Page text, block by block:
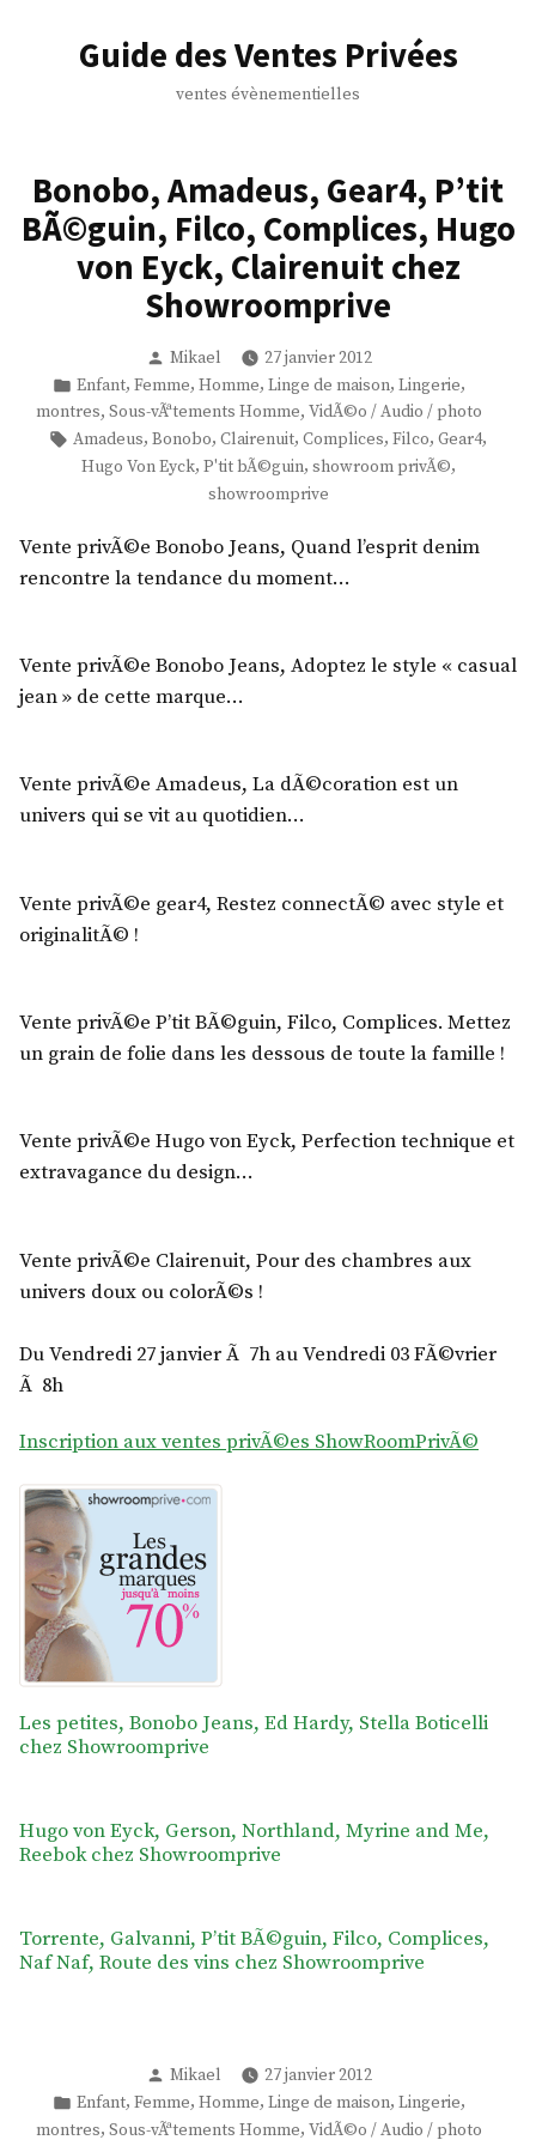
Guide des Ventes Privées
ventes évènementielles
Bonobo, Amadeus, Gear4, P’tit
BÃ©guin, Filco, Complices, Hugo
von Eyck, Clairenuit chez
Showroomprive
Publié
par
Mikael
27 janvier 2012
Publié
dans
Enfant, Femme, Homme, Linge de maison, Lingerie,
montres, Sous-vÃªtements Homme, VidÃ©o / Audio / photo
Étiquettes :
Amadeus, Bonobo, Clairenuit, Complices, Filco, Gear4,
Hugo Von Eyck, P'tit bÃ©guin, showroom privÃ©,
showroomprive
Vente privÃ©e Bonobo Jeans, Quand l’esprit denim
rencontre la tendance du moment…
Vente privÃ©e Bonobo Jeans, Adoptez le style « casual
jean » de cette marque…
Vente privÃ©e Amadeus, La dÃ©coration est un
univers qui se vit au quotidien…
Vente privÃ©e gear4, Restez connectÃ© avec style et
originalitÃ© !
Vente privÃ©e P’tit BÃ©guin, Filco, Complices. Mettez
un grain de folie dans les dessous de toute la famille !
Vente privÃ©e Hugo von Eyck, Perfection technique et
extravagance du design…
Vente privÃ©e Clairenuit, Pour des chambres aux
univers doux ou colorÃ©s !
Du Vendredi 27 janvier Ã 7h au Vendredi 03 FÃ©vrier
Ã 8h
Inscription aux ventes privÃ©es ShowRoomPrivÃ©
Les petites, Bonobo Jeans, Ed Hardy, Stella Boticelli
chez Showroomprive
Hugo von Eyck, Gerson, Northland, Myrine and Me,
Reebok chez Showroomprive
Torrente, Galvanni, P’tit BÃ©guin, Filco, Complices,
Naf Naf, Route des vins chez Showroomprive
Publié
par
Mikael
27 janvier 2012
Publié
dans
Enfant, Femme, Homme, Linge de maison, Lingerie,
montres, Sous-vÃªtements Homme, VidÃ©o / Audio / photo